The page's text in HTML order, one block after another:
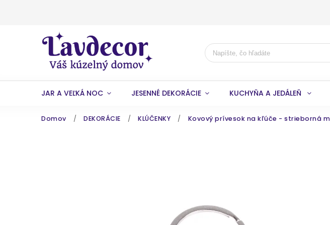
JAR A VEĽKÁ NOC JESENNÉ DEKORÁCIE KUCHYŇA A JEDÁLEŇ
Domov / DEKORÁCIE / KLÚČENKY / Kovový prívesok na kľúče - strieborná